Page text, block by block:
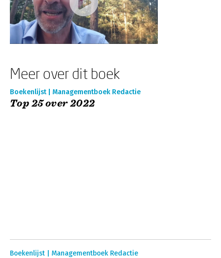
Meer over dit boek
Boekenlijst | Managementboek Redactie
Top 25 over 2022
Boekenlijst | Managementboek Redactie